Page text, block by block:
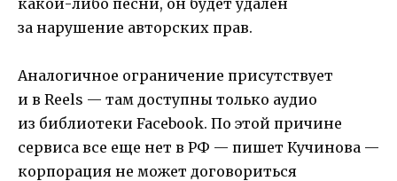
за нарушение авторских прав.
Аналогичное ограничение присутствует
и в Reels — там доступны только аудио
из библиотеки Facebook. По этой причине
сервиса все еще нет в РФ — пишет Кучинова —
корпорация не может договориться